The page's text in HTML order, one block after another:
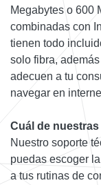
Megabytes o 600
combinadas con
tienen todo
solo fibra,
adecuen a tu
navegar en
Cuál de
Nuestro soporte
puedas escoger
a tus rutinas de